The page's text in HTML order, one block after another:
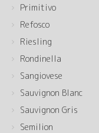
Primitivo
Refosco
Riesling
Rondinella
Sangiovese
Sauvignon Blanc
Sauvignon Gris
Semilion